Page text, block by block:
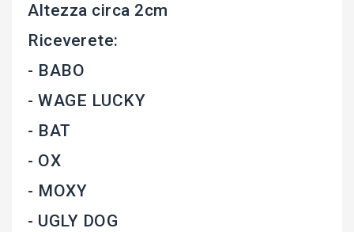
Altezza circa 2cm
Riceverete:
- BABO
- WAGE LUCKY
- BAT
- OX
- MOXY
- UGLY DOG